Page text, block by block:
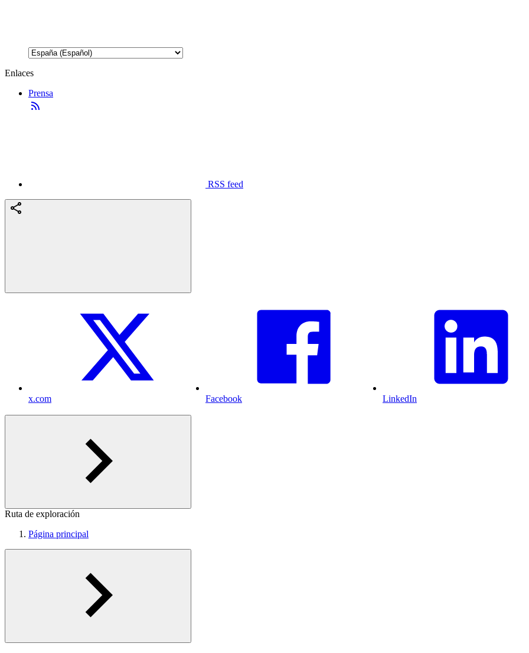
Enlaces
Prensa
RSS feed
x.com Facebook LinkedIn
Ruta de exploración
Página principal